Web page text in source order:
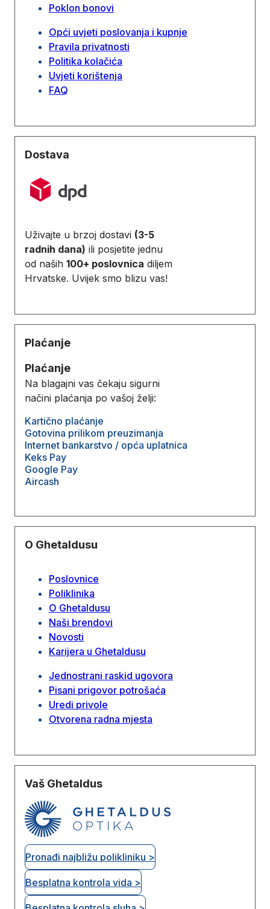
Poklon bonovi
Opći uvjeti poslovanja i kupnje
Pravila privatnosti
Politika kolačića
Uvjeti korištenja
FAQ
Dostava
Uživajte u brzoj dostavi (3-5
radnih dana) ili posjetite jednu
od naših 100+ poslovnica diljem
Hrvatske. Uvijek smo blizu vas!
Plaćanje
Plaćanje
Na blagajni vas čekaju sigurni
načini plaćanja po vašoj želji:
Kartično plaćanje
Gotovina prilikom preuzimanja
Internet bankarstvo / opća uplatnica
Keks Pay
Google Pay
Aircash
O Ghetaldusu
Poslovnice
Poliklinika
O Ghetaldusu
Naši brendovi
Novosti
Karijera u Ghetaldusu
Jednostrani raskid ugovora
Pisani prigovor potrošaća
Uredi privole
Otvorena radna mjesta
Vaš Ghetaldus
Pronađi najbližu polikliniku >
Besplatna kontrola vida >